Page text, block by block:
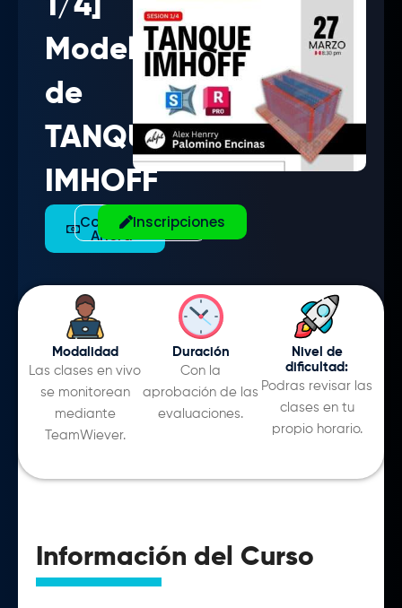
1/4]
Modelamiento
de
TANQUE
IMHOFF
Comprar
Ahora
Compartir
Inscripciones
Modalidad
Las clases en vivo
se monitorean
mediante
TeamWiever.
Duración
Con la
aprobación de las
evaluaciones.
Nivel de
dificultad:
Podras revisar las
clases en tu
propio horario.
Información del Curso